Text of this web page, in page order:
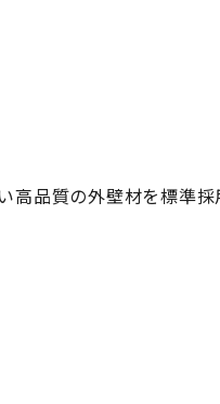
品質の外壁材を標準採